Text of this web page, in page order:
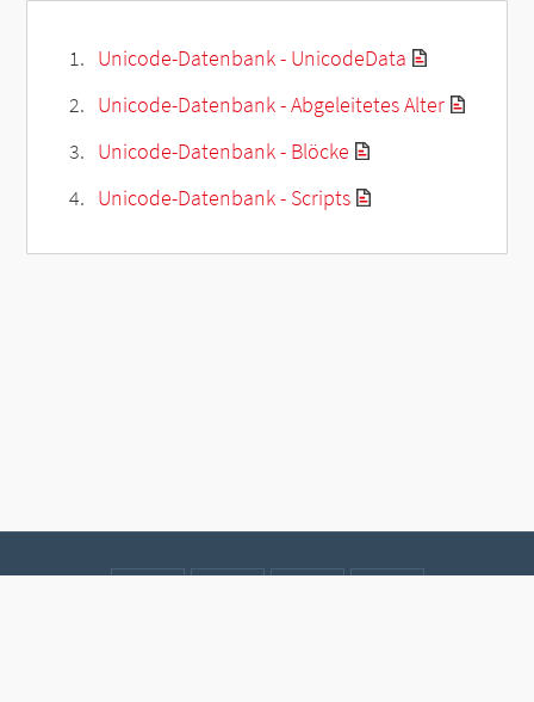
Unicode-Datenbank - UnicodeData
Unicode-Datenbank - Abgeleitetes Alter
Unicode-Datenbank - Blöcke
Unicode-Datenbank - Scripts